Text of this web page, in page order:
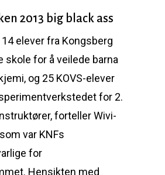
2013 big black ass
elever fra Kongsberg
skole for å veilede barna
og 25 KOVS-elever
for 2.
forteller Wivi-
var KNFs
for
Hensikten med